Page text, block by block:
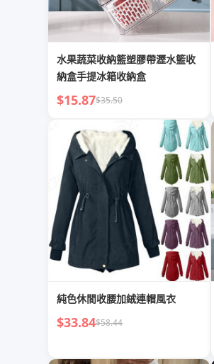
水果蔬菜收納籃塑膠帶瀝水籃收
納盒手提冰箱收納盒
$15.87$35.50
純色休閒收腰加絨連帽風衣
$33.84$58.44